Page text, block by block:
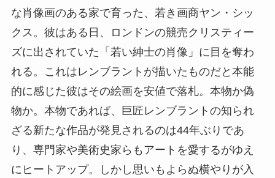
な肖像画のある家で育った、若き画商ヤン・シッ
クス。彼はある日、ロンドンの競売クリスティー
ズに出されていた「若い紳士の肖像」に目を奪わ
れる。これはレンブラントが描いたものだと本能
的に感じた彼はその絵画を安値で落札。本物か偽
物か。本物であれば、巨匠レンブラントの知られ
ざる新たな作品が発見されるのは44年ぶりであ
り、専門家や美術史家らもアートを愛するがゆえ
にヒートアップ。しかし思いもよらぬ横やりが入